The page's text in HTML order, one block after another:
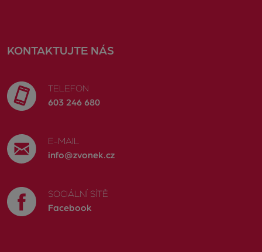
KONTAKTUJTE NÁS
TELEFON
603 246 680
E-MAIL
info@zvonek.cz
SOCIÁLNÍ SÍTĚ
Facebook